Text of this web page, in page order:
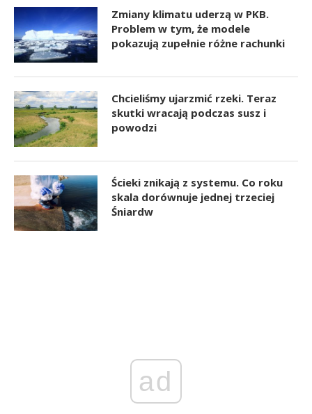
Zmiany klimatu uderzą w PKB.
Problem w tym, że modele
pokazują zupełnie różne rachunki
Chcieliśmy ujarzmić rzeki. Teraz
skutki wracają podczas susz i
powodzi
Ścieki znikają z systemu. Co roku
skala dorównuje jednej trzeciej
Śniardw
ad